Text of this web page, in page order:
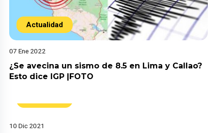
Actualidad
07 Ene 2022
¿Se avecina un sismo de 8.5 en Lima y Callao?
Esto dice IGP |FOTO
10 Dic 2021